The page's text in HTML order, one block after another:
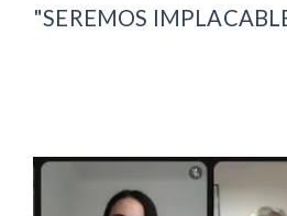
"SEREMOS